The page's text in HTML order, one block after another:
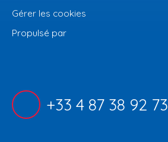
Gérer les cookies
Propulsé par
+33 4 87 38 92 73